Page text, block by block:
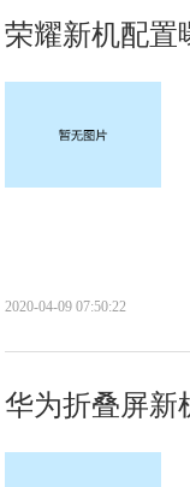
2020-04-09 07:50:22